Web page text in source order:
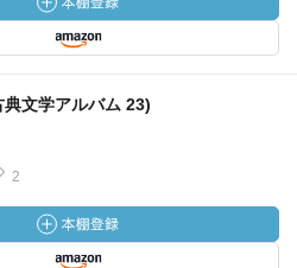
文学アルバム 23)
2